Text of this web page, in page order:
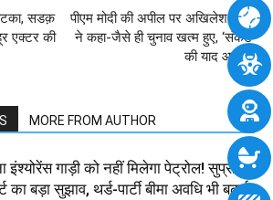
सडक़
एक्टर की
पीएम मोदी की अपील पर अखिलेश यादव
ने कहा-जैसे ही चुनाव खत्म हुए, ‘संकट’
की याद आ गई!
MORE FROM AUTHOR
इंश्योरेंस गाड़ी को नहीं मिलेगा पेट्रोल! सुप्रीम
का बड़ा सुझाव, थर्ड-पार्टी बीमा अवधि भी बढ़ाई